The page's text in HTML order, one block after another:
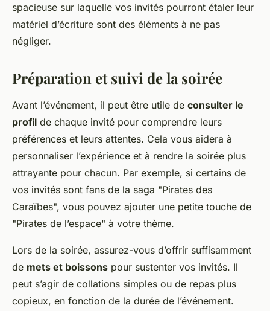
spacieuse sur laquelle vos invités pourront étaler leur
matériel d’écriture sont des éléments à ne pas
négliger.
Préparation et suivi de la soirée
Avant l’événement, il peut être utile de consulter le
profil de chaque invité pour comprendre leurs
préférences et leurs attentes. Cela vous aidera à
personnaliser l’expérience et à rendre la soirée plus
attrayante pour chacun. Par exemple, si certains de
vos invités sont fans de la saga "Pirates des
Caraïbes", vous pouvez ajouter une petite touche de
"Pirates de l’espace" à votre thème.
Lors de la soirée, assurez-vous d’offrir suffisamment
de mets et boissons pour sustenter vos invités. Il
peut s’agir de collations simples ou de repas plus
copieux, en fonction de la durée de l’événement.